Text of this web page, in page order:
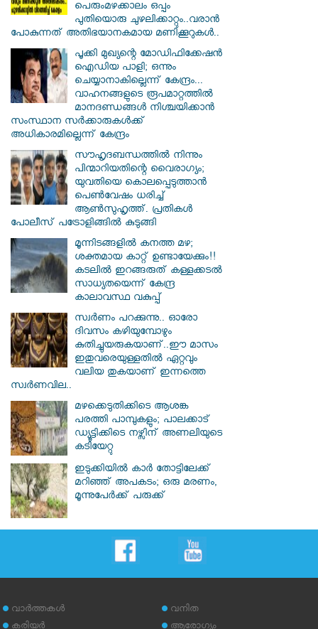
പെരുംമഴക്കാലം ഒപ്പം
പുതിയൊരു ചുഴലിക്കാറ്റും..വരാൻ
പോകുന്നത് അതിഭയാനകമായ മണിക്കൂറുകൾ..
പൂക്കി മുഖ്യന്റെ മോഡിഫിക്കേഷൻ
ഐഡിയ പാളി; ഒന്നും
ചെയ്യാനാകില്ലെന്ന് കേന്ദ്രം...
വാഹനങ്ങളുടെ രൂപമാറ്റത്തില്‍
മാനദണ്ഡങ്ങള്‍ നിശ്ചയിക്കാന്‍
സംസ്ഥാന സര്‍ക്കാരുകള്‍ക്ക്
അധികാരമില്ലെന്ന് കേന്ദ്രം
സൗഹൃദബന്ധത്തില്‍ നിന്നും
പിന്മാറിയതിന്റെ വൈരാഗ്യം;
യുവതിയെ കൊലപ്പെടുത്താന്‍
പെണ്‍വേഷം ധരിച്ച്
ആൺസുഹൃത്ത്. പ്രതികൾ
പോലീസ് പട്രോളിങ്ങിൽ കുടുങ്ങി
മൂന്നിടങ്ങളിൽ കനത്ത മഴ;
ശക്തമായ കാറ്റ് ഉണ്ടായേക്കും!!
കടലിൽ ഇറങ്ങരുത് കള്ളക്കടൽ
സാധ്യതയെന്ന് കേന്ദ്ര
കാലാവസ്ഥ വകുപ്പ്
സ്വര്‍ണം പറക്കുന്നു.. ഓരോ
ദിവസം കഴിയുമ്പോഴും
കുതിച്ചുയരുകയാണ്..ഈ മാസം
ഇതുവരെയുള്ളതിൽ ഏറ്റവും
വലിയ തുകയാണ് ഇന്നത്തെ
സ്വർണവില..
മഴക്കെടുതിക്കിടെ ആശങ്ക
പരത്തി പാമ്പുകളും; പാലക്കാട്
ഡ്യൂട്ടിക്കിടെ നഴ്സിന് അണലിയുടെ
കടിയേറ്റു
ഇടുക്കിയിൽ കാർ തോട്ടിലേക്ക്
മറിഞ്ഞ് അപകടം; ഒരു മരണം,
മൂന്നുപേർക്ക് പരുക്ക്
വാര്‍ത്തകള്‍
വനിത